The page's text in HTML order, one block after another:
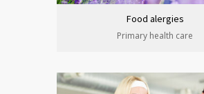
Food alergies
Primary health care